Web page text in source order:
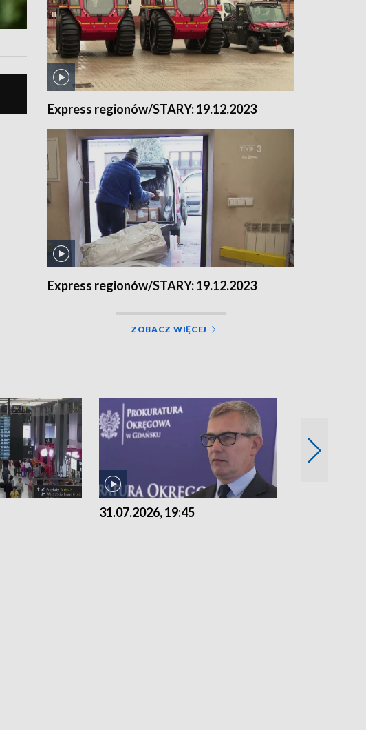
Express regionów/STARY: 19.12.2023
Express regionów/STARY: 19.12.2023
ZOBACZ WIĘCEJ
31.07.2026, 19:45